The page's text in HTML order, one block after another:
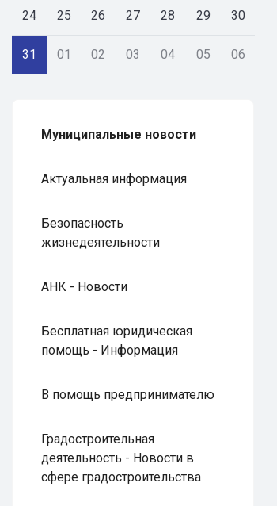
24 25 26 27 28 29 30
31 01 02 03 04 05 06
Муниципальные новости
Актуальная информация
Безопасность
жизнедеятельности
АНК - Новости
Бесплатная юридическая
помощь - Информация
В помощь предпринимателю
Градостроительная
деятельность - Новости в
сфере градостроительства